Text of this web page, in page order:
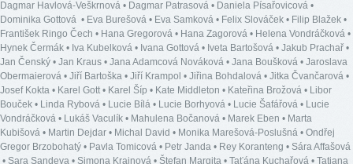
Dagmar Havlová-Veškrnová • Dagmar Patrasová • Daniela Písařovicová •
Dominika Gottová • Eva Burešová • Eva Samková • Felix Slováček • Filip Blažek •
František Ringo Čech • Hana Gregorová • Hana Zagorová • Helena Vondráčková •
Hynek Čermák • Iva Kubelková • Ivana Gottová • Iveta Bartošová • Jakub Prachař •
Jan Čenský • Jan Kraus • Jana Adamcová Nováková • Jana Boušková • Jaroslava
Obermaierová • Jiří Bartoška • Jiří Krampol • Jiřina Bohdalová • Jitka Čvančarová •
Josef Kokta • Karel Gott • Karel Šíp • Kate Middleton • Kateřina Brožová • Libor
Bouček • Linda Rybová • Lucie Bílá • Lucie Borhyová • Lucie Šafářová • Lucie
Vondráčková • Lukáš Vaculík • Mahulena Bočanová • Marek Eben • Marta
Kubišová • Martin Dejdar • Michal David • Monika Marešová-Poslušná • Ondřej
Gregor Brzobohatý • Pavla Tomicová • Petr Janda • Rey Koranteng • Sára Affašová
• Sara Sandeva • Simona Krainová • Štefan Margita • Taťána Kuchařová • Tatiana